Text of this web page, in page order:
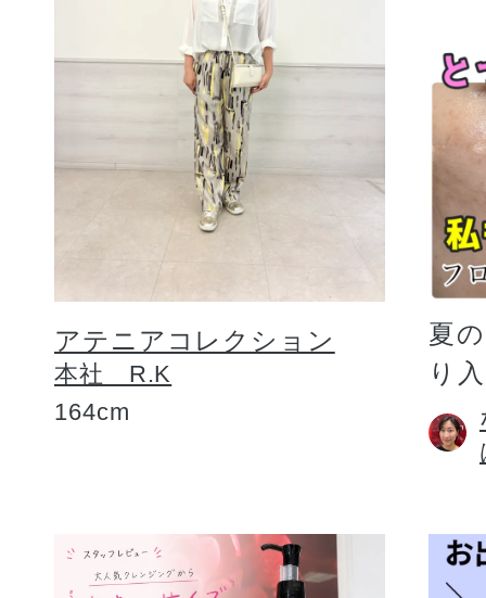
アテニアコレクション
本社 R.K
164cm
夏
り